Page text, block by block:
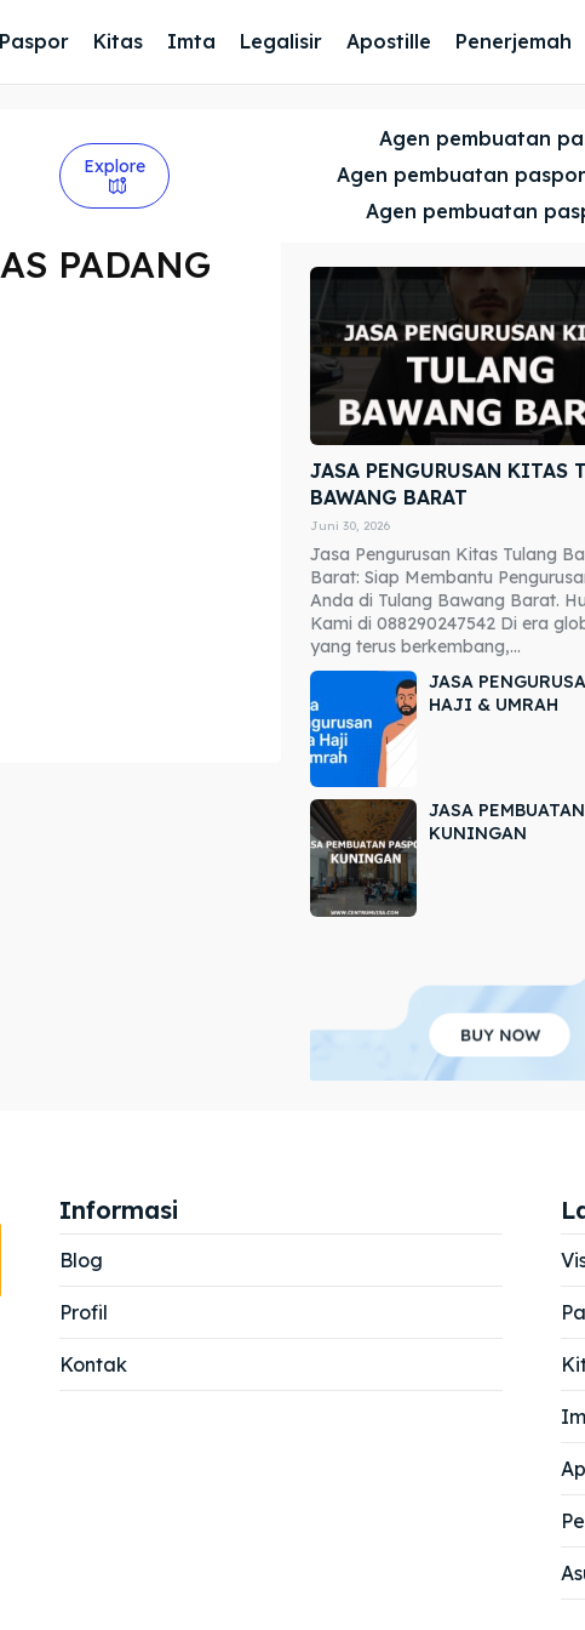
our destinations
our destinations
Paspor Kitas Imta Legalisir Apostille Penerjemah
Explore
Agen pembuatan
Agen pembuatan
Agen pembuatan
PADANG
JASA PENGURUSAN KITAS
BAWANG BARAT
Juni 30, 2026
Jasa Pengurusan Kitas Tulang
Barat: Siap Membantu
Anda di Tulang Bawang Barat.
Kami di 088290247542 Di era
yang terus berkembang,...
JASA
HAJI & UMRAH
JASA
KUNINGAN
Informasi
Blog
Profil
Kontak